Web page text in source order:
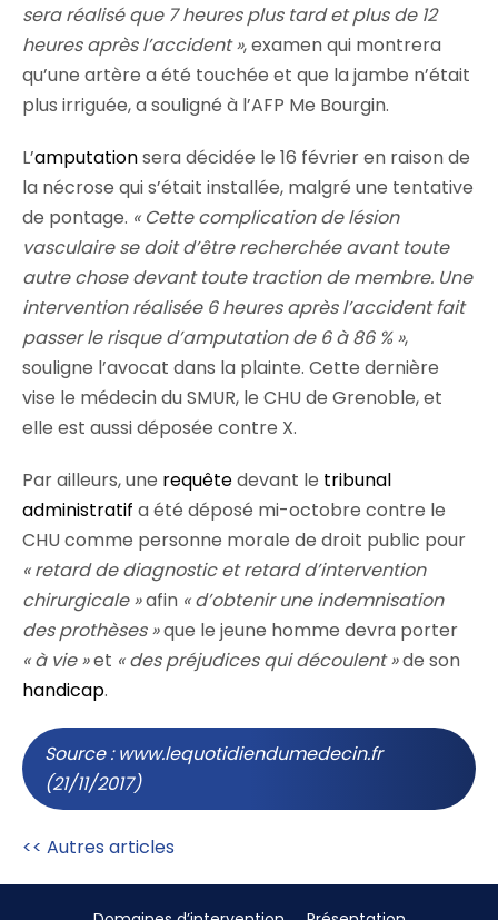
sera réalisé que 7 heures plus tard et plus de 12
heures après l’accident », examen qui montrera
qu’une artère a été touchée et que la jambe n’était
plus irriguée, a souligné à l’AFP Me Bourgin.
L’amputationsera décidée le 16 février en raison de
la nécrose qui s’était installée, malgré une tentative
de pontage. « Cette complication de lésion
vasculaire se doit d’être recherchée avant toute
autre chose devant toute traction de membre. Une
intervention réalisée 6 heures après l’accident fait
passer le risque d’amputation de 6 à 86 % »,
souligne l’avocat dans la plainte. Cette dernière
vise le médecin du SMUR, le CHU de Grenoble, et
elle est aussi déposée contre X.
Par ailleurs, une requêtedevant le tribunal
administratif a été déposé mi-octobre contre le
CHU comme personne morale de droit public pour
« retard de diagnostic et retard d’intervention
chirurgicale »afin « d’obtenir une indemnisation
des prothèses »que le jeune homme devra porter
« à vie »et « des préjudices qui découlent »de son
handicap.
Source : www.lequotidiendumedecin.fr
(21/11/2017)
<< Autres articles